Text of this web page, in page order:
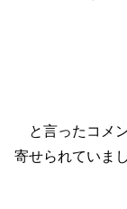
と言ったコメ
寄せられていま